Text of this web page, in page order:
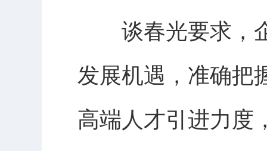
谈春光要求，企
发展机遇，准确把
高端人才引进力度